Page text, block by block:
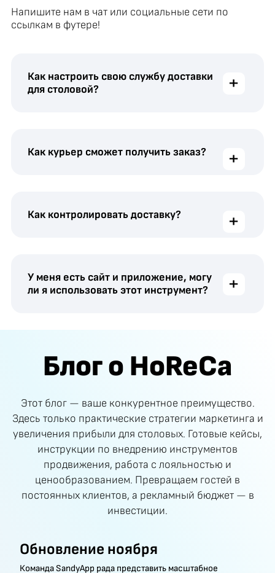
Напишите нам в чат или социальные сети по
ссылкам в футере!
+
Как настроить свою службу доставки
для столовой?
+
Как курьер сможет получить заказ?
+
Как контролировать доставку?
+
У меня есть сайт и приложение, могу
ли я использовать этот инструмент?
Блог о HoReCa
Этот блог — ваше конкурентное преимущество.
Здесь только практические стратегии маркетинга и
увеличения прибыли для столовых. Готовые кейсы,
инструкции по внедрению инструментов
продвижения, работа с лояльностью и
ценообразованием. Превращаем гостей в
постоянных клиентов, а рекламный бюджет — в
инвестиции.
Обновление ноября
Команда SandyApp рада представить масштабное